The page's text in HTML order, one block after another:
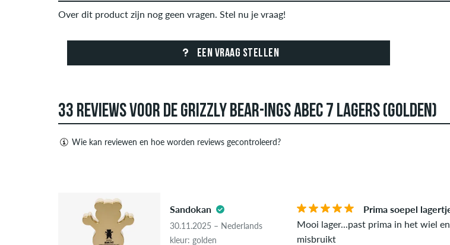
Over dit product zijn nog geen vragen. Stel nu je vraag!
EEN VRAAG STELLEN
33 REVIEWS VOOR DE GRIZZLY BEAR-INGS ABEC 7 LAGERS (GOLDEN)
Wie kan reviewen en hoe worden reviews gecontroleerd?
negatieve recensies. Recensies met beledigende of obscene inhoud en recensies die de
Als de recensie afkomstig is van een persoon die dit artikel daadwerkelijk heeft gekocht, kun
"geverifieerde aankoop". Voor deze mensen werd de aankoop geverifieerd op basis van hun
5.0
Sandokan
30.11.2025 – Nederlands
kleur: golden
Prima soepel
Mooi lager...past prima in het wiel
misbruikt